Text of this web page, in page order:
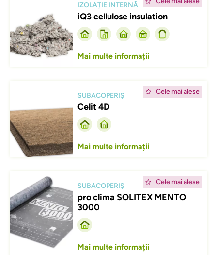
IZOLAȚIE INTERNĂ
iQ3 cellulose insulation
Mai multe informații
Cele mai alese
SUBACOPERIȘ
Celit 4D
Mai multe informații
Cele mai alese
Afbeelding
SUBACOPERIȘ
pro clima SOLITEX MENTO
3000
Mai multe informații